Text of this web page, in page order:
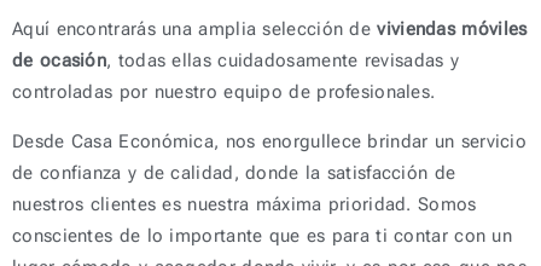
Aquí encontrarás una amplia selección deviviendas móviles
de ocasión, todas ellas cuidadosamente revisadas y
controladas por nuestro equipo de profesionales.
Desde Casa Económica, nos enorgullece brindar un servicio
de confianza y de calidad, donde la satisfacción de
nuestros clientes es nuestra máxima prioridad. Somos
conscientes de lo importante que es para ti contar con un